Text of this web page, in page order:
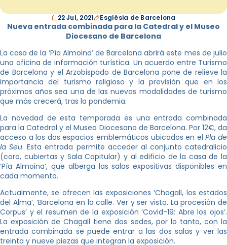
22 Jul, 2021 Església de Barcelona
Nueva entrada combinada para la Catedral y el Museo
Diocesano de Barcelona
La casa de la ‘Pía Almoina’ de Barcelona abrirá este mes de julio
una oficina de información turística. Un acuerdo entre Turismo
de Barcelona y el Arzobispado de Barcelona pone de relieve la
importancia del turismo religioso y la previsión que en los
próximos años sea una de las nuevas modalidades de turismo
que más crecerá, tras la pandemia.
La novedad de esta temporada es una entrada combinada
para la Catedral y el Museo Diocesano de Barcelona. Por 12€, da
acceso a los dos espacios emblemáticos ubicados en elPla de
la Seu. Esta entrada permite acceder al conjunto catedralicio
(coro, cubiertas y Sala Capitular) y al edificio de la casa de la
‘Pía Almoina’, que alberga las salas expositivas disponibles en
cada momento.
Actualmente, se ofrecen las exposiciones ‘Chagall, los estados
del Alma’, ‘Barcelona en la calle. Ver y ser visto. La procesión de
Corpus’ y el resumen de la exposición ‘Covid-19: Abre los ojos’.
La exposición de Chagall tiene dos sedes, por lo tanto, con la
entrada combinada se puede entrar a las dos salas y ver las
treinta y nueve piezas que integran la exposición.